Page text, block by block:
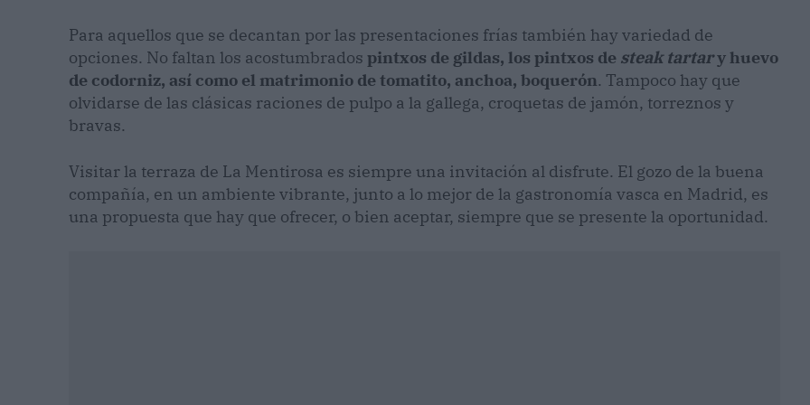
Para aquellos que se decantan por las presentaciones frías también hay variedad de
opciones. No faltan los acostumbrados pintxos de gildas, los pintxos de steak tartary huevo
de codorniz, así como el matrimonio de tomatito, anchoa, boquerón. Tampoco hay que
olvidarse de las clásicas raciones de pulpo a la gallega, croquetas de jamón, torreznos y
bravas.
Visitar la terraza de La Mentirosa es siempre una invitación al disfrute. El gozo de la buena
compañía, en un ambiente vibrante, junto a lo mejor de la gastronomía vasca en Madrid, es
una propuesta que hay que ofrecer, o bien aceptar, siempre que se presente la oportunidad.